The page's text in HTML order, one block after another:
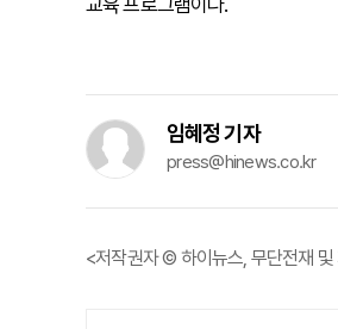
교육 프로그램이다.
임혜정 기자
press@hinews.co.kr
<저작권자 © 하이뉴스, 무단전재 및